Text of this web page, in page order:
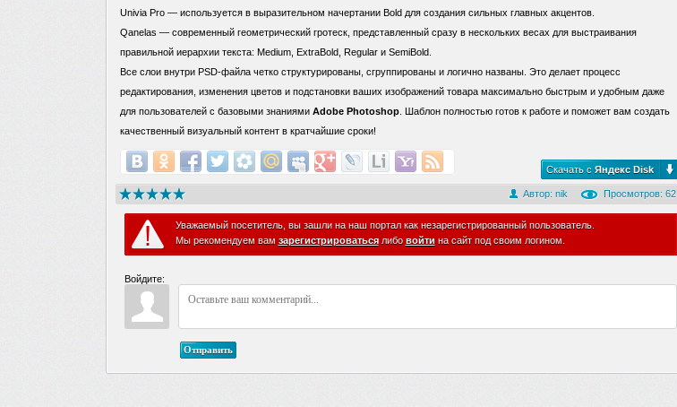
Univia Pro — используется в выразительном начертании Bold для создания сильных главных акцентов.
Qanelas — современный геометрический гротеск, представленный сразу в нескольких весах для выстраивания
правильной иерархии текста: Medium, ExtraBold, Regular и SemiBold.
Все слои внутри PSD-файла четко структурированы, сгруппированы и логично названы. Это делает процесс
редактирования, изменения цветов и подстановки ваших изображений товара максимально быстрым и удобным даже
для пользователей с базовыми знаниями Adobe Photoshop . Шаблон полностью готов к работе и поможет вам создать
качественный визуальный контент в кратчайшие сроки!
Скачать с Яндекс Disk
Автор: nik Просмотров: 62
Уважаемый посетитель, вы зашли на наш портал как незарегистрированный пользователь.
Мы рекомендуем вам зарегистрироватьсялибо войти на сайт под своим логином.
Войдите:
Отправить